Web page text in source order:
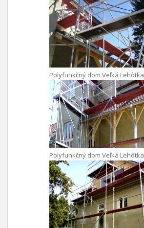
Polyfunkčný dom Veľká Lehôtka
Polyfunkčný dom Veľká Lehôtka